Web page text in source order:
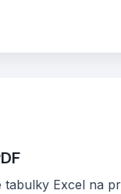
tabulky Excel na